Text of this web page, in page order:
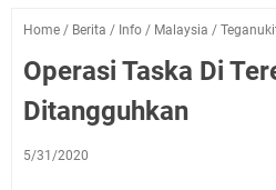
Home / Berita / Info / Malaysia /
Operasi Taska Di
Ditangguhkan
5/31/2020